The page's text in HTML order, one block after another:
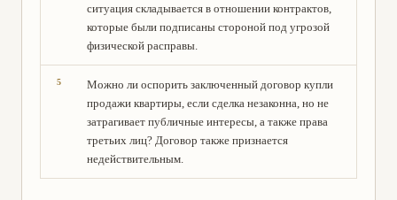
ситуация складывается в отношении контрактов,
которые были подписаны стороной под угрозой
физической расправы.
Можно ли оспорить заключенный договор купли
продажи квартиры, если сделка незаконна, но не
затрагивает публичные интересы, а также права
третьих лиц? Договор также признается
недействительным.